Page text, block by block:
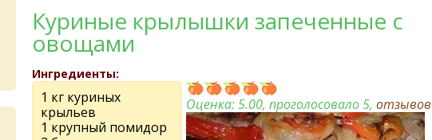
Куриные крылышки запеченные с
овощами
Ингредиенты:
1 кг куриных
крыльев
1 крупный помидор
Оценка:5.00, проголосовало 5,